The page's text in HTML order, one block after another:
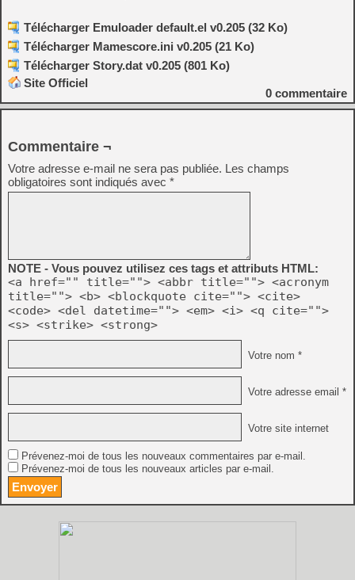
Télécharger Emuloader default.el v0.205 (32 Ko)
Télécharger Mamescore.ini v0.205 (21 Ko)
Télécharger Story.dat v0.205 (801 Ko)
Site Officiel
0 commentaire
Commentaire ¬
Votre adresse e-mail ne sera pas publiée. Les champs
obligatoires sont indiqués avec *
NOTE - Vous pouvez utilisez ces tags et attributs HTML:
<a href="" title=""> <abbr title=""> <acronym
title=""> <b> <blockquote cite=""> <cite>
<code> <del datetime=""> <em> <i> <q cite="">
<s> <strike> <strong>
Votre nom *
Votre adresse email *
Votre site internet
Prévenez-moi de tous les nouveaux commentaires par e-mail.
Prévenez-moi de tous les nouveaux articles par e-mail.